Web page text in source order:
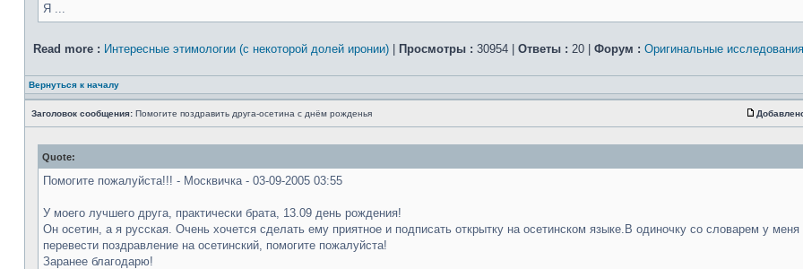
Я ...
Read more : Интересные этимологии (с некоторой долей иронии) Просмотры : 30954 | Ответы : 20 | Форум : Оригинальные исследования
Вернуться к началу
Заголовок сообщения: Помогите поздравить друга-осетина с днём рожденья
Quote:
Помогите пожалуйста!!! - Москвичка - 03-09-2005 03:55
У моего лучшего друга, практически брата, 13.09 день рождения!
Он осетин, а я русская. Очень хочется сделать ему приятное и подписать открытку на осетинском языке.В одиночку со словарем у меня
перевести поздравление на осетинский, помогите пожалуйста!
Заранее благодарю!